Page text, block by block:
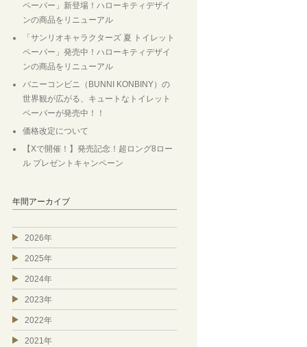
ペーパー」新登場！ハローキティデザイ
ンの商品をリニューアル
「サンリオキャラクターズ 夏 トイレット
ペーパー」発売中！ハローキティデザイ
ンの商品をリニューアル
バニーコンビニ（BUNNI KONBINY）の
世界観が広がる、キュートなトイレット
ペーパーが発売中！！
価格改定について
【Xで開催！】発売記念！超ロング8ロー
ル プレゼントキャンペーン
年間アーカイブ
2026年
2025年
2024年
2023年
2022年
2021年